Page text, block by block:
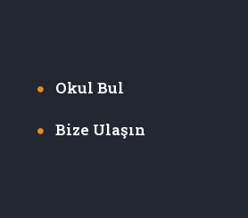
Okul Bul
Bize Ulaşın